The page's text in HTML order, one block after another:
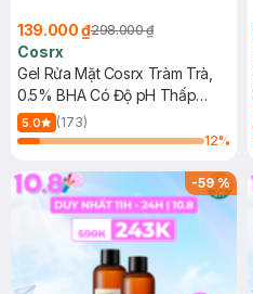
139.000 ₫298.000 ₫
Cosrx
Gel Rửa Mặt Cosrx Tràm Trà,
0.5% BHA Có Độ pH Thấp
150ml
5.0
(173)
12%
-59%